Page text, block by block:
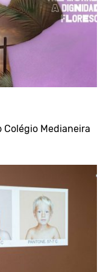
Medianeira